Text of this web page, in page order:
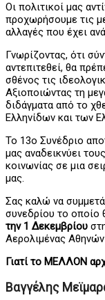
Οι πολιτικοί μας
προχωρήσουμε τις
αλλαγές που έχει
Γνωρίζοντας, ότι
αντεπιτεθεί, θα
σθένος τις
Αξιοποιώντας τη
διδάγματα από το
Ελληνίδων και των
Το 13ο Συνέδριο
μας αναδεικνύει
κοινωνίας σε μια
μας.
Σας καλώ να
συνεδρίου το οποίο
την 1 Δεκεμβρίου
Αερολιμένας Αθηνών
Γιατί το ΜΕΛΛΟΝ
Βαγγέλης